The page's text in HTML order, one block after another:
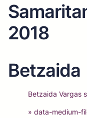
2018
Betzaida
Betzaida Vargas
» data-medium-